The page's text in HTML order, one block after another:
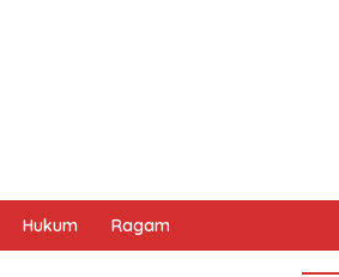
Hukum Ragam